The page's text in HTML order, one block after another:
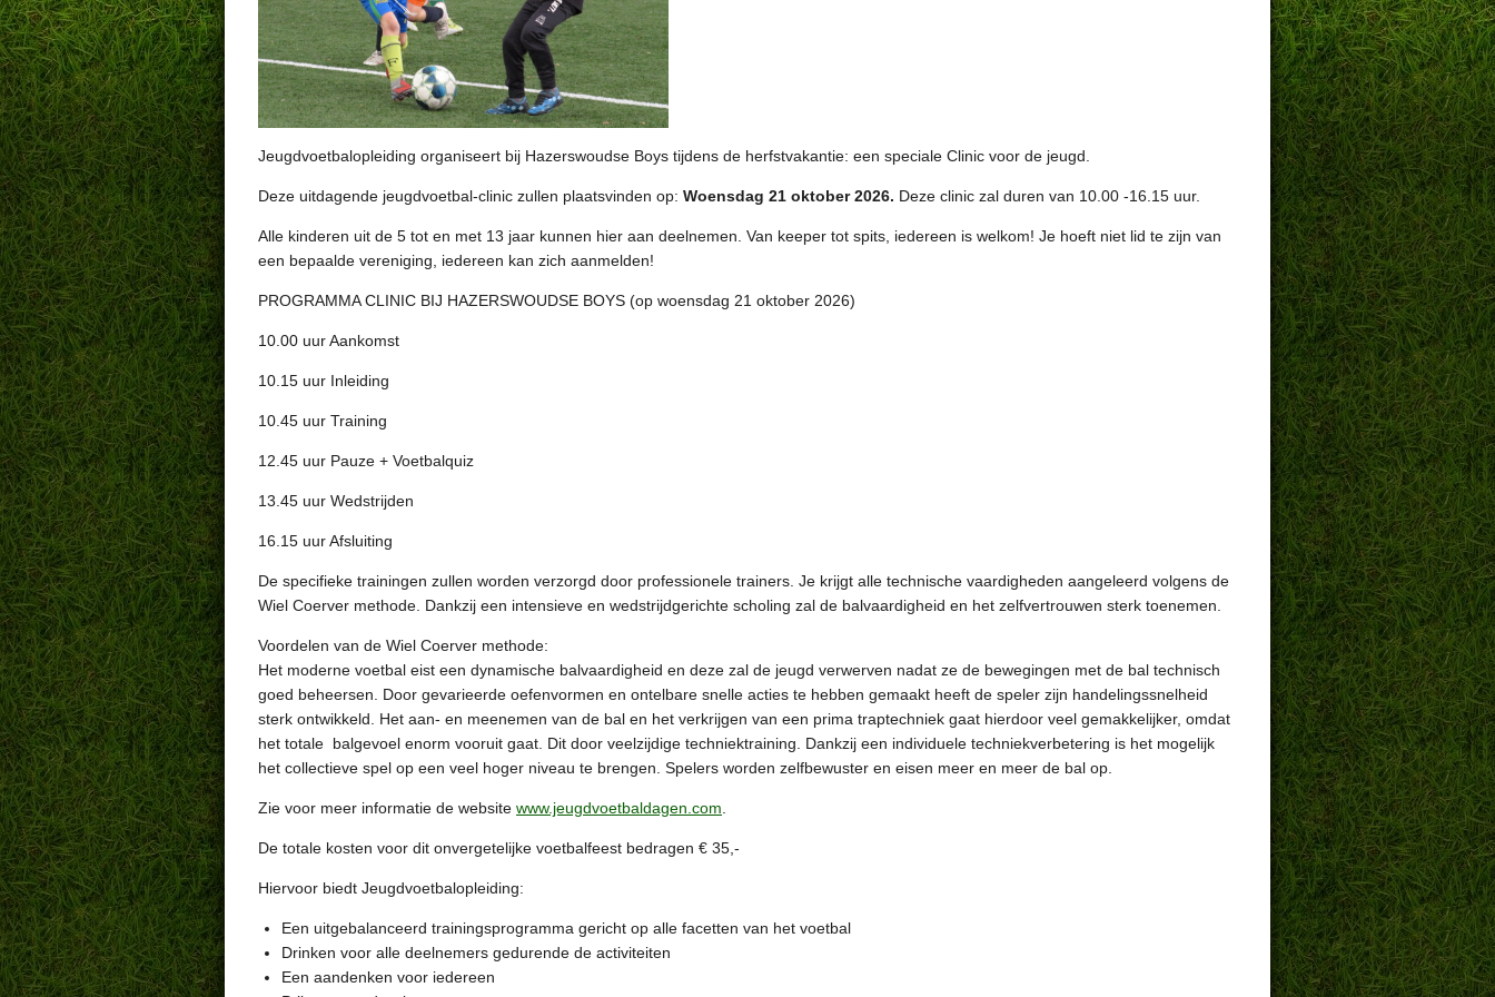
Jeugdvoetbalopleiding organiseert bij Hazerswoudse Boys tijdens de herfstvakantie: een speciale Clinic voor de jeugd.
Deze uitdagende jeugdvoetbal-clinic zullen plaatsvinden op: Woensdag 21 oktober 2026. Deze clinic zal duren van 10.00 -16.15 uur.
Alle kinderen uit de 5 tot en met 13 jaar kunnen hier aan deelnemen. Van keeper tot spits, iedereen is welkom! Je hoeft niet lid te zijn van
een bepaalde vereniging,
iedereen kan zich aanmelden!
PROGRAMMA CLINIC BIJ HAZERSWOUDSE BOYS (op woensdag 21 oktober 2026)
10.00 uur Aankomst
10.15 uur Inleiding
10.45 uur Training
12.45 uur Pauze + Voetbalquiz
13.45 uur Wedstrijden
16.15 uur Afsluiting
De specifieke trainingen zullen worden verzorgd door professionele trainers. Je krijgt alle technische vaardigheden aangeleerd volgens de
Wiel Coerver methode. Dankzij een intensieve en wedstrijdgerichte scholing zal de balvaardigheid en het zelfvertrouwen sterk toenemen.
Voordelen van de Wiel Coerver methode:
Het moderne voetbal eist een dynamische balvaardigheid en deze zal de jeugd verwerven nadat ze de bewegingen met de bal technisch
goed beheersen. Door gevarieerde oefenvormen en ontelbare snelle acties te hebben gemaakt heeft de speler zijn handelingssnelheid
sterk ontwikkeld. Het aan- en meenemen van de bal en het verkrijgen van een prima traptechniek gaat hierdoor veel gemakkelijker, omdat
het totale balgevoel enorm vooruit gaat. Dit door veelzijdige techniektraining. Dankzij een individuele techniekverbetering is het mogelijk
het collectieve spel op een veel hoger niveau te brengen. Spelers worden zelfbewuster en eisen meer en meer de bal op.
Zie voor meer informatie de website www.jeugdvoetbaldagen.com
De totale kosten voor dit onvergetelijke voetbalfeest bedragen € 35,-
Hiervoor biedt Jeugdvoetbalopleiding:
Een uitgebalanceerd trainingsprogramma gericht op alle facetten van het voetbal
Drinken voor alle deelnemers gedurende de activiteiten
Een aandenken voor iedereen